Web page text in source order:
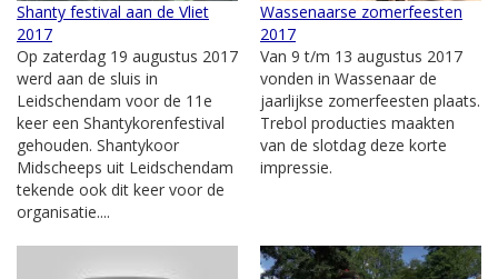
Shanty festival aan de Vliet
2017
Op zaterdag 19 augustus 2017
werd aan de sluis in
Leidschendam voor de 11e
keer een Shantykorenfestival
gehouden. Shantykoor
Midscheeps uit Leidschendam
tekende ook dit keer voor de
organisatie....
Wassenaarse zomerfeesten
2017
Van 9 t/m 13 augustus 2017
vonden in Wassenaar de
jaarlijkse zomerfeesten plaats.
Trebol producties maakten
van de slotdag deze korte
impressie.